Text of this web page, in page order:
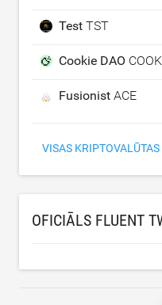
Test TST
Cookie DAO
Fusionist ACE
VISAS KRIPTOVALŪTAS
OFICIĀLS FLUENT